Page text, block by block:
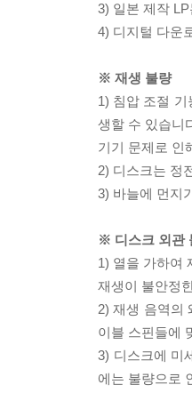
3) 일본 제작
4) 디지털 다운
※ 재생 불량
1) 침압 조절
생할 수 있습니
기기 문제로 인
2) 디스크는 정
3) 바늘에 먼지
※ 디스크 외관
1) 열을 가하여
재생이 불안정
2) 재생 음역의
이블 스핀들에
3) 디스크에 미
에는 불량으로